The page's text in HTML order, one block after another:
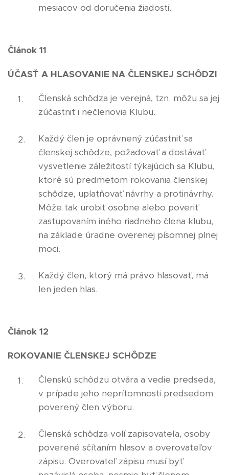
mesiacov od doručenia žiadosti.
Článok 11
ÚČASŤ A HLASOVANIE NA ČLENSKEJ SCHÔDZI
Členská schôdza je verejná, tzn. môžu sa jej
zúčastniť i nečlenovia Klubu.
Každý člen je oprávnený zúčastniť sa
členskej schôdze, požadovať a dostávať
vysvetlenie záležitostí týkajúcich sa Klubu,
ktoré sú predmetom rokovania členskej
schôdze, uplatňovať návrhy a protinávrhy.
Môže tak urobiť osobne alebo poveriť
zastupovaním iného riadneho člena klubu,
na základe úradne overenej písomnej plnej
moci.
Každý člen, ktorý má právo hlasovať, má
len jeden hlas.
Článok 12
ROKOVANIE ČLENSKEJ SCHÔDZE
Členskú schôdzu otvára a vedie predseda,
v prípade jeho neprítomnosti predsedom
poverený člen výboru.
Členská schôdza volí zapisovateľa, osoby
poverené sčítaním hlasov a overovateľov
zápisu. Overovateľ zápisu musí byť